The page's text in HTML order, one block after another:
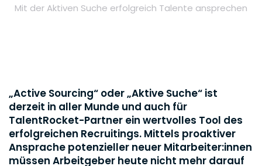
Mit der Aktiven Suche erfolgreich Talente ansprechen
„Active Sourcing“ oder „Aktive Suche“ ist
derzeit in aller Munde und auch für
TalentRocket-Partner ein wertvolles Tool des
erfolgreichen Recruitings. Mittels proaktiver
Ansprache potenzieller neuer Mitarbeiter:innen
müssen Arbeitgeber heute nicht mehr darauf